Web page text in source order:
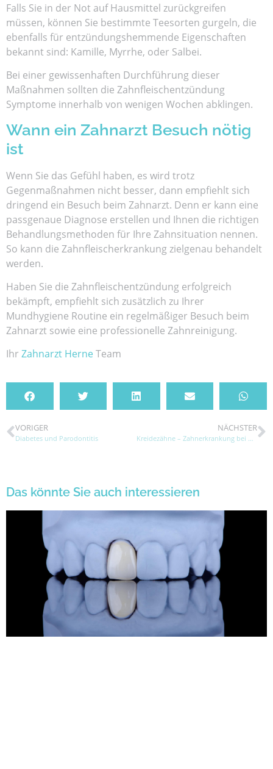
Falls Sie in der Not auf Hausmittel zurückgreifen
müssen, können Sie bestimmte Teesorten gurgeln, die
ebenfalls für entzündungshemmende Eigenschaften
bekannt sind: Kamille, Myrrhe, oder Salbei.
Bei einer gewissenhaften Durchführung dieser
Maßnahmen sollten die Zahnfleischentzündung
Symptome innerhalb von wenigen Wochen abklingen.
Wann ein Zahnarzt Besuch nötig
ist
Wenn Sie das Gefühl haben, es wird trotz
Gegenmaßnahmen nicht besser, dann empfiehlt sich
dringend ein Besuch beim Zahnarzt. Denn er kann eine
passgenaue Diagnose erstellen und Ihnen die richtigen
Behandlungsmethoden für Ihre Zahnsituation nennen.
So kann die Zahnfleischerkrankung zielgenau behandelt
werden.
Haben Sie die Zahnfleischentzündung erfolgreich
bekämpft, empfiehlt sich zusätzlich zu Ihrer
Mundhygiene Routine ein regelmäßiger Besuch beim
Zahnarzt sowie eine professionelle Zahnreinigung.
Ihr Zahnarzt HerneTeam
VORIGER
Diabetes und Parodontitis
NÄCHSTER
Kreidezähne – Zahnerkrankung bei Kindern
Das könnte Sie auch interessieren